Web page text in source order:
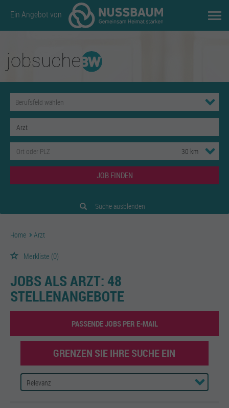
Ein Angebot von
JOB FINDEN
Suche ausblenden
Home Arzt
Merkliste (0)
JOBS ALS ARZT: 48
STELLENANGEBOTE
PASSENDE JOBS PER E-MAIL
GRENZEN SIE IHRE SUCHE EIN